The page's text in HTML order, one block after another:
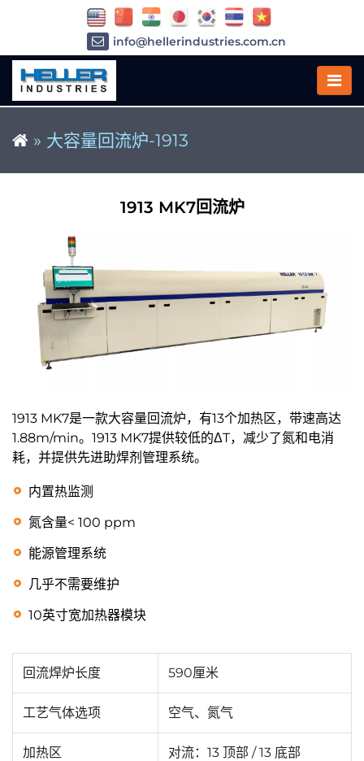
» 大容量回流炉-1913
1913 MK7回流炉
1913 MK7是一款大容量回流炉，有13个加热区，带速高达
1.88m/min。1913 MK7提供较低的ΔT，减少了氮和电消
耗，并提供先进助焊剂管理系统。
内置热监测
氮含量< 100 ppm
能源管理系统
几乎不需要维护
10英寸宽加热器模块
回流焊炉长度 590厘米
工艺气体选项 空气、氮气
加热区 对流：13 顶部 / 13 底部
info@hellerindustries.com.cn